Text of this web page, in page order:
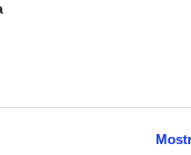
Alto Verde